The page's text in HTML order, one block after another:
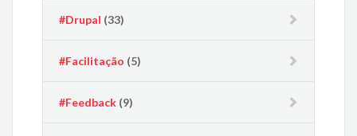
#Drupal (33)
#Facilitação (5)
#Feedback (9)